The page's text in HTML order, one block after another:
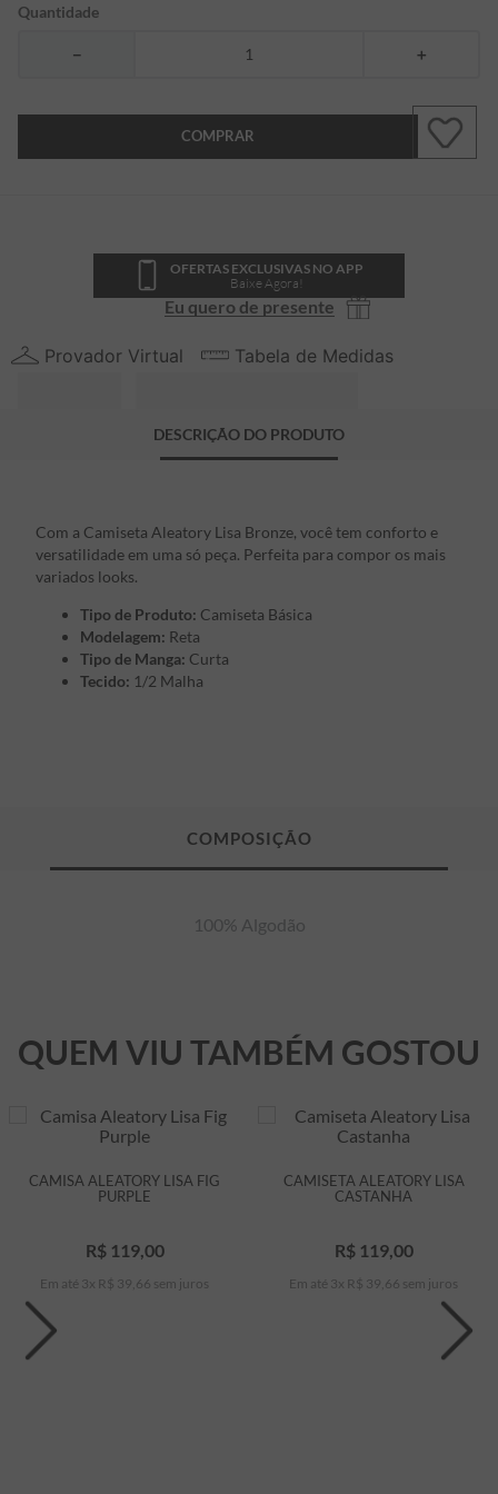
Quantidade
＋
－
COMPRAR
OFERTAS EXCLUSIVAS NO APP
Baixe Agora!
Eu quero de presente
Provador Virtual Tabela de Medidas
DESCRIÇÃO DO PRODUTO
Com a Camiseta Aleatory Lisa Bronze, você tem conforto e
versatilidade em uma só peça. Perfeita para compor os mais
variados looks.
Tipo de Produto: Camiseta Básica
Modelagem: Reta
Tipo de Manga: Curta
Tecido: 1/2 Malha
100% Algodão
QUEM VIU TAMBÉM GOSTOU
CAMISA ALEATORY LISA FIG
PURPLE
R$ 119,00
Em até 3 x R$ 39 66 sem juros
CAMISETA ALEATORY LISA
CASTANHA
R$ 119,00
Em até 3 x R$ 39 66 sem juros